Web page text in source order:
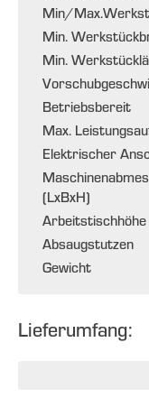
Min/
Min.
Min.
Betriebsbereit
Max.
Elektrischer
(LxBxH)
Arbeitstischhöhe
Absaugstutzen
Gewicht
Lieferumfang: